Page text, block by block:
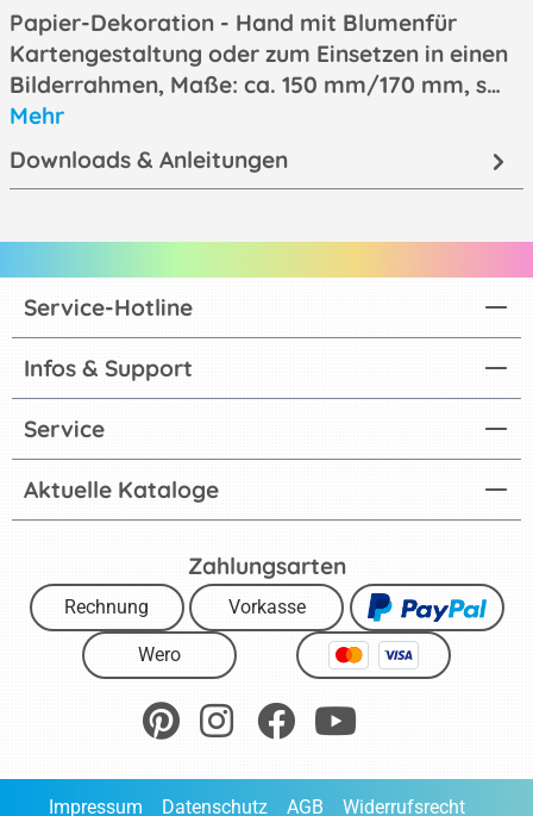
Papier-Dekoration - Hand mit Blumenfür
Kartengestaltung oder zum Einsetzen in einen
Bilderrahmen, Maße: ca. 150 mm/170 mm, s…
Mehr
Downloads & Anleitungen
Aktuelle Kataloge
Service-Hotline
Infos & Support
Service
Zahlungsarten
Rechnung Vorkasse
Wero
Impressum Datenschutz AGB Widerrufsrecht